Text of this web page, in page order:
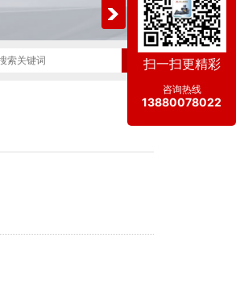
扫一扫更精彩
咨询热线
13880078022